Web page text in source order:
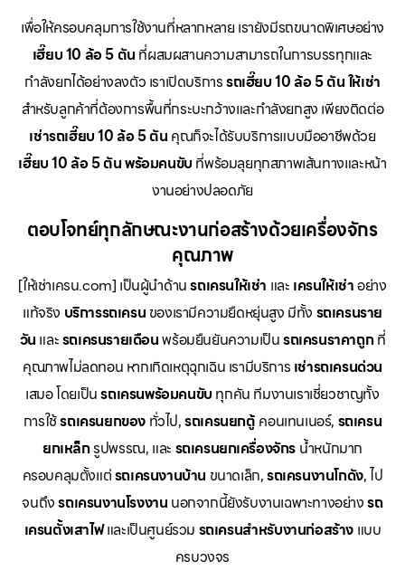
เพื่อให้ครอบคลุมการใช้งานที่หลากหลาย เรายังมีรถขนาดพิเศษอย่าง
เฮี๊ยบ 10 ล้อ 5 ตัน ที่ผสมผสานความสามารถในการบรรทุกและ
กำลังยกได้อย่างลงตัว เราเปิดบริการรถเฮี๊ยบ 10 ล้อ 5 ตัน ให้เช่า
สำหรับลูกค้าที่ต้องการพื้นที่กระบะกว้างและกำลังยกสูง เพียงติดต่อ
เช่ารถเฮี๊ยบ 10 ล้อ 5 ตัน คุณก็จะได้รับบริการแบบมืออาชีพด้วย
เฮี๊ยบ 10 ล้อ 5 ตัน พร้อมคนขับ ที่พร้อมลุยทุกสภาพเส้นทางและหน้า
งานอย่างปลอดภัย
ตอบโจทย์ทุกลักษณะงานก่อสร้างด้วยเครื่องจักร
คุณภาพ
[ให้เช่าเครน.com] เป็นผู้นำด้านรถเครนให้เช่า และ เครนให้เช่าอย่าง
แท้จริง บริการรถเครน ของเรามีความยืดหยุ่นสูง มีทั้ง รถเครนราย
วัน และรถเครนรายเดือนพร้อมยืนยันความเป็นรถเครนราคาถูกที่
คุณภาพไม่ลดทอน หากเกิดเหตุฉุกเฉิน เรามีบริการ เช่ารถเครนด่วน
เสมอ โดยเป็นรถเครนพร้อมคนขับ ทุกคัน ทีมงานเราเชี่ยวชาญทั้ง
การใช้รถเครนยกของ ทั่วไป,รถเครนยกตู้ คอนเทนเนอร์, รถเครน
ยกเหล็กรูปพรรณ, และ รถเครนยกเครื่องจักร น้ำหนักมาก
ครอบคลุมตั้งแต่รถเครนงานบ้าน ขนาดเล็ก,รถเครนงานโกดัง, ไป
จนถึงรถเครนงานโรงงาน นอกจากนี้ยังรับงานเฉพาะทางอย่างรถ
เครนตั้งเสาไฟและเป็นศูนย์รวม รถเครนสำหรับงานก่อสร้าง แบบ
ครบวงจร